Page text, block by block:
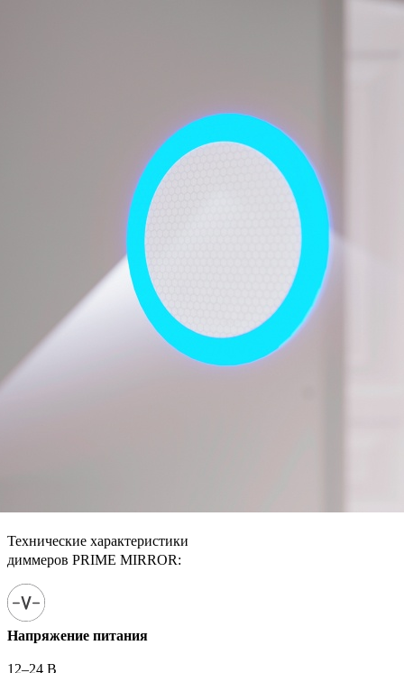
Технические характеристики
диммеров PRIME MIRROR:
Напряжение питания
12–24 В